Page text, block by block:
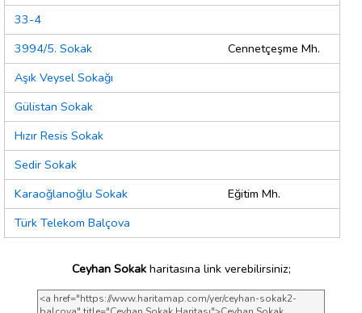
33-4
3994/5. Sokak
Cennetçeşme Mh.
Aşık Veysel Sokağı
Gülistan Sokak
Hızır Resis Sokak
Sedir Sokak
Karaoğlanoğlu Sokak
Eğitim Mh.
Türk Telekom Balçova
Ceyhan Sokakharitasına link verebilirsiniz;